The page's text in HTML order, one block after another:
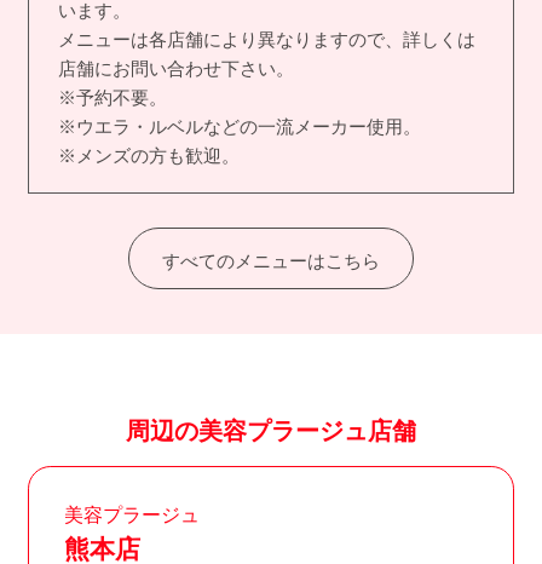
います。
メニューは各店舗により異なりますので、詳しくは
店舗にお問い合わせ下さい。
※予約不要。
※ウエラ・ルベルなどの一流メーカー使用。
※メンズの方も歓迎。
すべてのメニューはこちら
周辺の美容プラージュ店舗
美容プラージュ
熊本店